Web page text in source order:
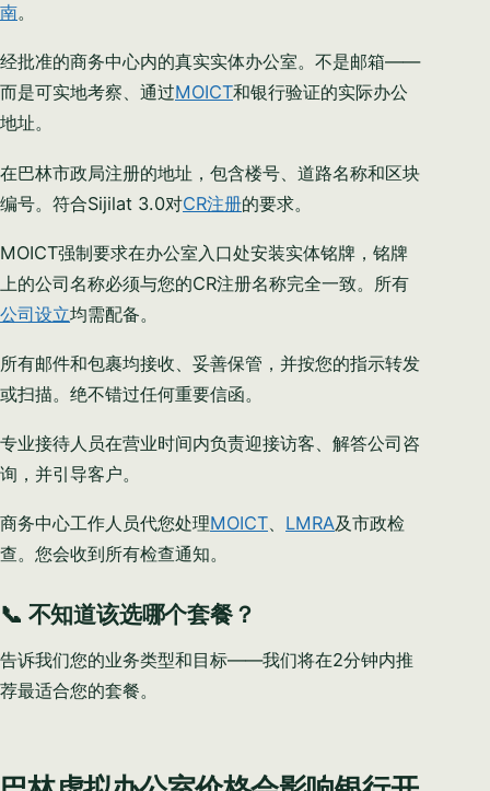
南。
经批准的商务中心内的真实实体办公室。不是邮箱——
而是可实地考察、通过MOICT和银行验证的实际办公
地址。
在巴林市政局注册的地址，包含楼号、道路名称和区块
编号。符合Sijilat 3.0对CR注册的要求。
MOICT强制要求在办公室入口处安装实体铭牌，铭牌
上的公司名称必须与您的CR注册名称完全一致。所有
公司设立均需配备。
所有邮件和包裹均接收、妥善保管，并按您的指示转发
或扫描。绝不错过任何重要信函。
专业接待人员在营业时间内负责迎接访客、解答公司咨
询，并引导客户。
商务中心工作人员代您处理MOICT、 LMRA及市政检
查。您会收到所有检查通知。
📞 不知道该选哪个套餐？
告诉我们您的业务类型和目标——我们将在2分钟内推
荐最适合您的套餐。
Skip for now
No obligation · Replies within 1 business hour · Your data stays